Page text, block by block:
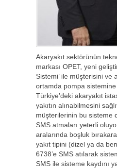
Akaryakıt sektörünün
markası OPET, yeni
Sistemi’ ile müşterisini ve
ortamda pompa
Türkiye’deki akaryakıt
yakıtın alınabilmesini
müşterilerinin bu sisteme
SMS atmaları yeterli
aralarında boşluk
yakıt tipini (dizel ya da
6738’e SMS atılarak
SMS ile sisteme kaydını